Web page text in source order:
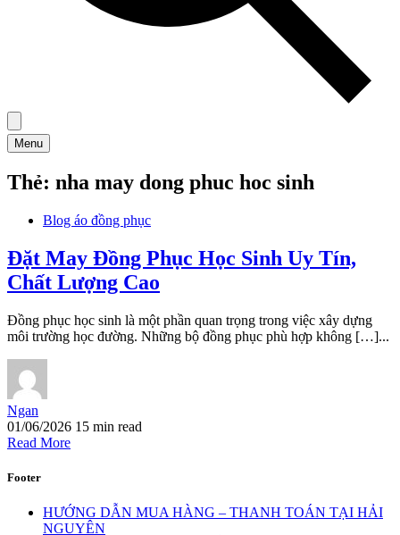
Menu
Thẻ: nha may dong phuc hoc sinh
Blog áo đồng phục
Đặt May Đồng Phục Học Sinh Uy Tín,
Chất Lượng Cao
Đồng phục học sinh là một phần quan trọng trong việc xây dựng
môi trường học đường. Những bộ đồng phục phù hợp không […]...
Ngan
01/06/2026 15 min read
Read More
Footer
HƯỚNG DẪN MUA HÀNG – THANH TOÁN TẠI HẢI
NGUYÊN